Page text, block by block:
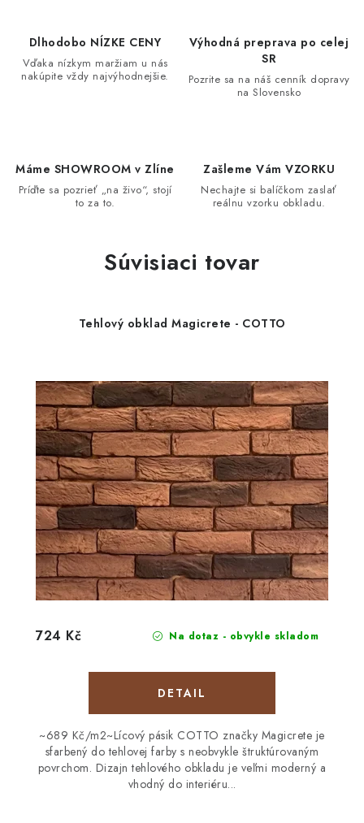
Dlhodobo NÍZKE CENY
Vďaka nízkym maržiam u nás
nakúpite vždy najvýhodnejšie.
Výhodná preprava po celej
SR
Pozrite sa na náš cenník dopravy
na Slovensko
Máme SHOWROOM v Zlíne
Príďte sa pozrieť „na živo“, stojí
to za to.
Zašleme Vám VZORKU
Nechajte si balíčkom zaslať
reálnu vzorku obkladu.
Súvisiaci tovar
Tehlový obklad Magicrete - COTTO
Na dotaz - obvykle skladom
724 Kč
DETAIL
~689 Kč/m2~Lícový pásik COTTO značky Magicrete je
sfarbený do tehlovej farby s neobvykle štruktúrovaným
povrchom. Dizajn tehlového obkladu je veľmi moderný a
vhodný do interiéru...